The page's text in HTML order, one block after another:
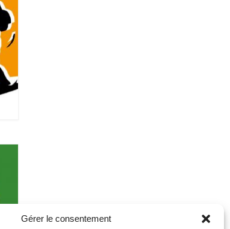
Gérer le consentement